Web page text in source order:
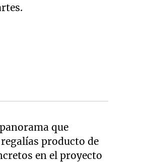
que
producto de
en el proyecto